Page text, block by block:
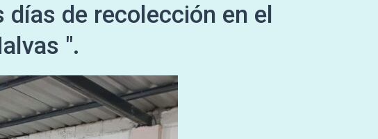
de recolección en el
".